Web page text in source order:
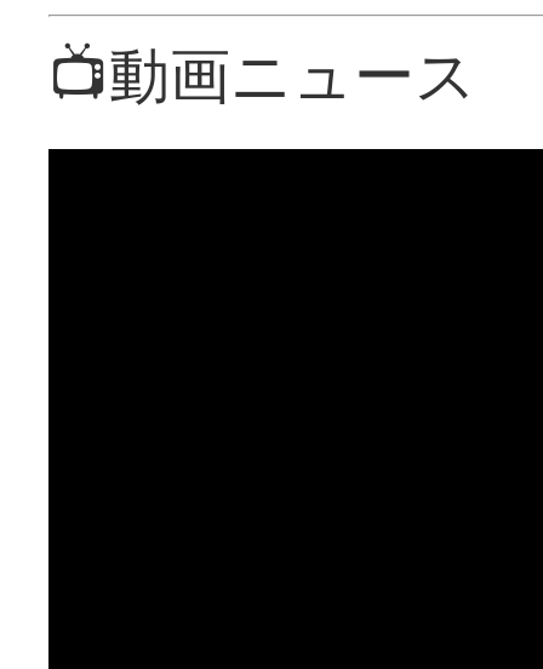
📺動画ニュース